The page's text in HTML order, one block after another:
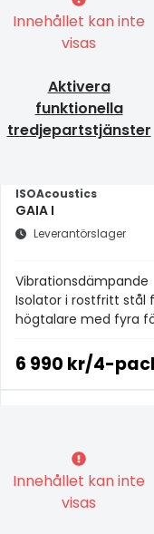
Innehållet kan inte
visas
Aktivera
funktionella
tredjepartstjänster
ISOAcoustics
GAIA I
Leverantörslager
Vibrationsdämpande
Isolator i rostfritt stål
högtalare med fyra
6 990 kr/4-
Innehållet kan inte
visas